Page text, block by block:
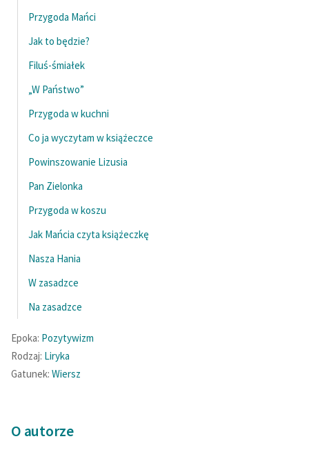
Przygoda Mańci
Jak to będzie?
Filuś-śmiałek
„W Państwo”
Przygoda w kuchni
Co ja wyczytam w książeczce
Powinszowanie Lizusia
Pan Zielonka
Przygoda w koszu
Jak Mańcia czyta książeczkę
Nasza Hania
W zasadzce
Na zasadzce
Epoka: Pozytywizm
Rodzaj: Liryka
Gatunek: Wiersz
O autorze